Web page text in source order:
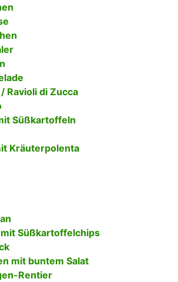
Ravioli di Zucca
Süßkartoffeln
Kräuterpolenta
Süßkartoffelchips
mit buntem Salat
Rentier